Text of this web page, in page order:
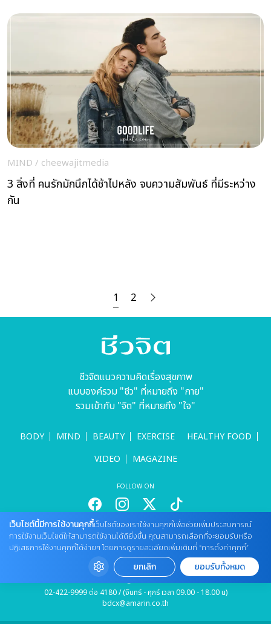
MIND / cheewajitmedia
3 สิ่งที่ คนรักมักนึกได้ช้าไปหลัง จบความสัมพันธ์ ที่มีระหว่าง
กัน
1 2
ชีวจิตแนวความคิดเรื่องสุขภาพ
แบบองค์รวม "ชีว" ที่หมายถึง "กาย"
รวมเข้ากับ "จิต" ที่หมายถึง "ใจ"
BODY MIND BEAUTY EXERCISE
HEALTHY FOOD
VIDEO
MAGAZINE
FOLLOW ON
สนใจลงโฆษณากับเว็บไซต์
Tel : 085 661 4629 / (จันทร์ - ศุกร์ เวลา 09.00 - 18.00 น)
cheewajitmedia@gmail.com
ติดต่อแจ้งปัญหาหรือร้องเรียน
02-422-9999 ต่อ 4180 / (จันทร์ - ศุกร์ เวลา 09.00 - 18.00 น)
bdcx@amarin.co.th
เว็บไซต์นี้มีการใช้งานคุกกี้เว็บไซต์ของเราใช้งานคุกกี้เพื่อช่วยเพิ่มประสบการณ์
การใช้งานเว็บไซต์ให้สามารถใช้งานได้ดียิ่งขึ้น คุณสามารถเลือกที่จะยอมรับหรือ
ปฏิเสธการใช้งานคุกกี้ได้ง่ายๆ โดยการดูรายละเอียดเพิ่มเติมที่ “การตั้งค่าคุกกี้”
ยกเลิก ยอมรับทั้งหมด